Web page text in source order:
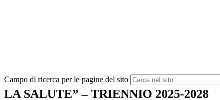
Campo di ricerca per le pagine del sito
LA SALUTE” – TRIENNIO 2025-2028